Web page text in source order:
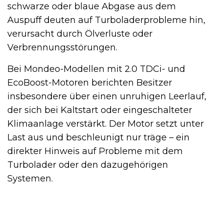
schwarze oder blaue Abgase aus dem
Auspuff deuten auf Turboladerprobleme hin,
verursacht durch Ölverluste oder
Verbrennungsstörungen.
Bei Mondeo-Modellen mit 2.0 TDCi- und
EcoBoost-Motoren berichten Besitzer
insbesondere über einen unruhigen Leerlauf,
der sich bei Kaltstart oder eingeschalteter
Klimaanlage verstärkt. Der Motor setzt unter
Last aus und beschleunigt nur träge – ein
direkter Hinweis auf Probleme mit dem
Turbolader oder den dazugehörigen
Systemen.